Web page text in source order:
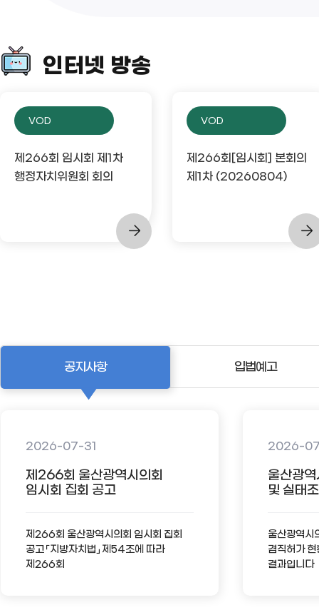
인터넷 방송
VOD
제266회 임시회 제1차
행정자치위원회 회의
VOD
제266회[임시회] 본회의
제1차 (20260804)
공지사항
2026-07-31
제266회 울산광역시의회
임시회 집회 공고
제266회 울산광역시의회 임시회 집회
공고 「지방자치법」 제54조에 따라
제266회
2026-
울산광
및 실태
울산광역
겸직허가
결과입니다
입법예고